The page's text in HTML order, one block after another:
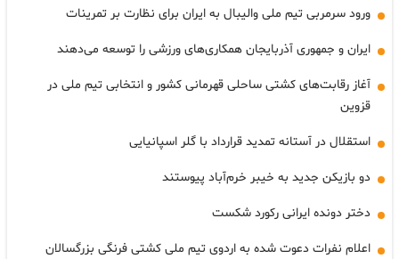
ورود سرمربی تیم ملی والیبال به ایران برای نظارت بر تمرینات
ایران و جمهوری آذربایجان همکاری‌های ورزشی را توسعه می‌دهند
آغاز رقابت‌های کشتی ساحلی قهرمانی کشور و انتخابی تیم ملی در
قزوین
استقلال در آستانه تمدید قرارداد با گلر اسپانیایی
دو بازیکن جدید به خیبر خرم‌آباد پیوستند
دختر دونده ایرانی رکورد شکست
اعلام نفرات دعوت شده به اردوی تیم ملی کشتی فرنگی بزرگسالان